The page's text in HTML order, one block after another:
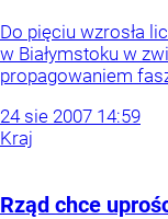
Do pięciu wzrosła
w Białymstoku w
propagowaniem
24 sie 2007 14:59
Kraj
Rząd chce